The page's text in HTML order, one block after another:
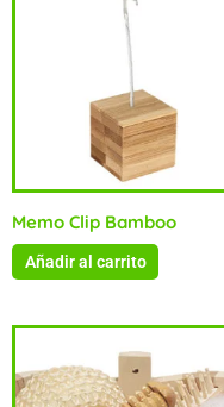
Memo Clip Bamboo
Añadir al carrito